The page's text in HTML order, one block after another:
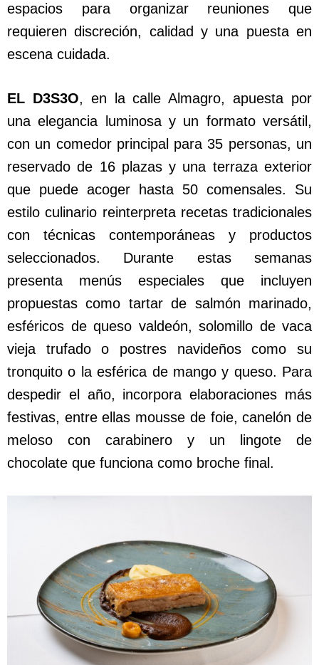
espacios para organizar reuniones que
requieren discreción, calidad y una puesta en
escena cuidada.
EL D3S3O, en la calle Almagro, apuesta por
una elegancia luminosa y un formato versátil,
con un comedor principal para 35 personas, un
reservado de 16 plazas y una terraza exterior
que puede acoger hasta 50 comensales. Su
estilo culinario reinterpreta recetas tradicionales
con técnicas contemporáneas y productos
seleccionados. Durante estas semanas
presenta menús especiales que incluyen
propuestas como tartar de salmón marinado,
esféricos de queso valdeón, solomillo de vaca
vieja trufado o postres navideños como su
tronquito o la esférica de mango y queso. Para
despedir el año, incorpora elaboraciones más
festivas, entre ellas mousse de foie, canelón de
meloso con carabinero y un lingote de
chocolate que funciona como broche final.